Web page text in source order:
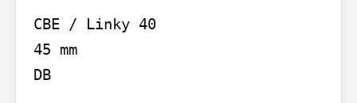
CBE / Linky 40
45 mm
DB